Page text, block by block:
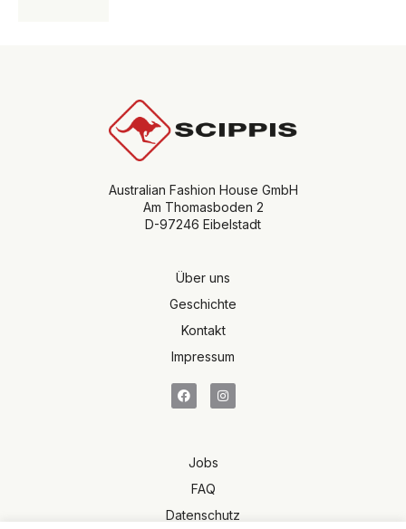
Australian Fashion House GmbH
Am Thomasboden 2
D-97246 Eibelstadt
Über uns
Geschichte
Kontakt
Impressum
Jobs
FAQ
Datenschutz